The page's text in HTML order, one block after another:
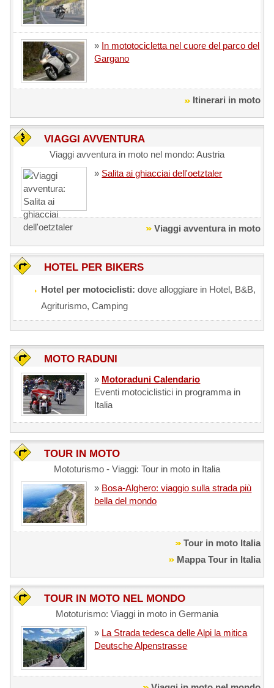
» In mototocicletta nel cuore del parco del
Gargano
Itinerari in moto
VIAGGI AVVENTURA
Viaggi avventura in moto nel mondo: Austria
» Salita ai ghiacciai dell'oetztaler
Viaggi avventura in moto
HOTEL PER BIKERS
Hotel per motociclisti: dove alloggiare in Hotel, B&B,
Agriturismo, Camping
MOTO RADUNI
» Motoraduni Calendario
Eventi motociclistici in programma in
Italia
TOUR IN MOTO
Mototurismo - Viaggi: Tour in moto in Italia
» Bosa-Alghero: viaggio sulla strada più
bella del mondo
Tour in moto Italia
Mappa Tour in Italia
TOUR IN MOTO NEL MONDO
Mototurismo: Viaggi in moto in Germania
» La Strada tedesca delle Alpi la mitica
Deutsche Alpenstrasse